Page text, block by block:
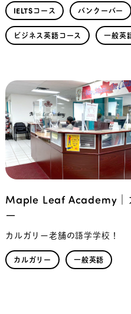
IELTSコース バンクーバー
ビジネス英語コース 一般英
Maple Leaf Academy｜
ー
カルガリー老舗の語学学校！
カルガリー 一般英語